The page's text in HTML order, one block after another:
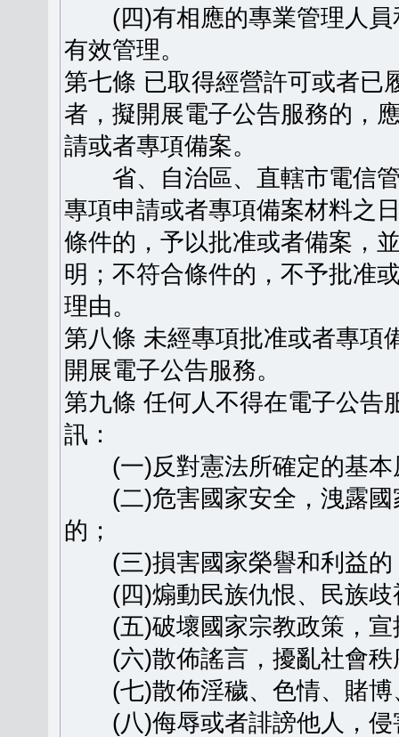
(四)有相應的專業管理人員
有效管理。
第七條 已取得經營許可或者已
者，擬開展電子公告服務的，
請或者專項備案。
省、自治區、直轄市電信管
專項申請或者專項備案材料之
條件的，予以批准或者備案，
明；不符合條件的，不予批准
理由。
第八條 未經專項批准或者專項
開展電子公告服務。
第九條 任何人不得在電子公告
訊：
(一)反對憲法所確定的基本
(二)危害國家安全，洩露國
的；
(三)損害國家榮譽和利益的
(四)煽動民族仇恨、民族歧
(五)破壞國家宗教政策，宣
(六)散佈謠言，擾亂社會秩
(七)散佈淫穢、色情、賭博
(八)侮辱或者誹謗他人，侵